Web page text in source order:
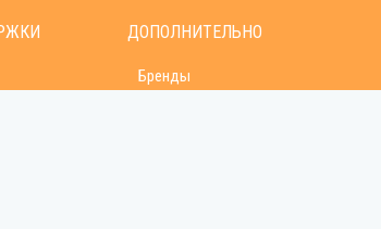
ДОПОЛНИТЕЛЬНО
Бренды